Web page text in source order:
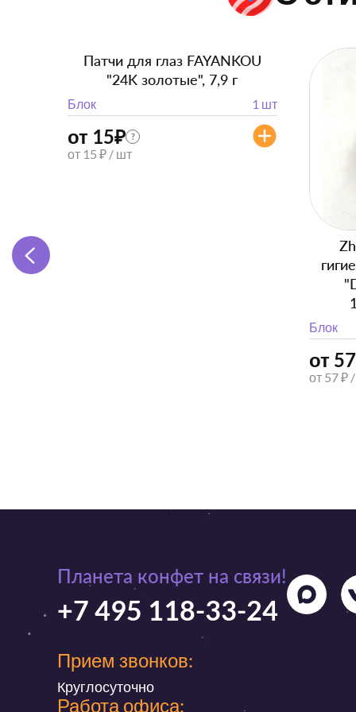
Патчи для глаз FAYANKOU
"24K золотые", 7,9 г
Блок 1 шт
от 15₽ ?
от 15 ₽ / шт
Блок
от 57
от 57 ₽
Планета конфет на связи!
+7 495 118-33-24
Прием звонков:
Круглосуточно
Работа офиса: